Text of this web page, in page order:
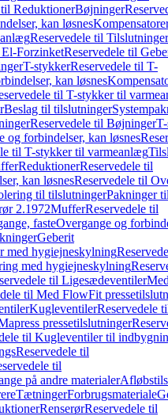
ReduktionerBøjninger
kan løsnes
Reservedele til
ForzinketReservedele til
T-stykkerReservedele til T-
kan løsnes
til T-stykker til
Beslag til tilslutninger
Reservedele til Bøjninger
og forbindelser, kan løsnes
til T-stykker til varmeanlæg
ReduktionerReservedele til
kan løsnesReservedele til
til tilslutningerPakninger
2.1972MufferReservedele til
fasteOvergange og
Geberit
med hygiejneskylning
med hygiejneskylning
til Ligesædeventiler
til Med FlowFit
KugleventilerReservedele
pressetilslutninger
til Kugleventiler til
Reservedele til
til
på andre materialer
TætningerForbrugsmateriale
RenserørReservedele til